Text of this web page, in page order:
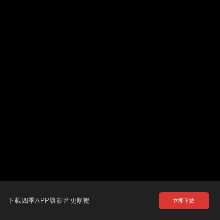
下載四季APP讓影音更順暢 立即下載